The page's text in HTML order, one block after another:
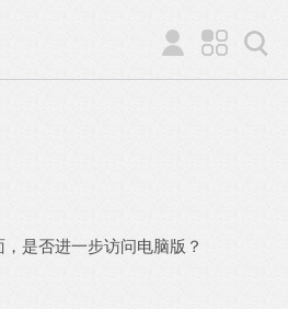
是否进一步访问电脑版？